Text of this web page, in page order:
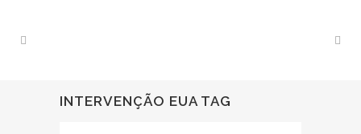
INTERVENÇÃO EUA TAG